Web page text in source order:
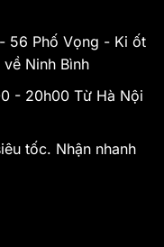
56 Phố Vọng - Ki ốt
Ninh Bình
- 20h00 Từ Hà Nội
tốc. Nhận nhanh